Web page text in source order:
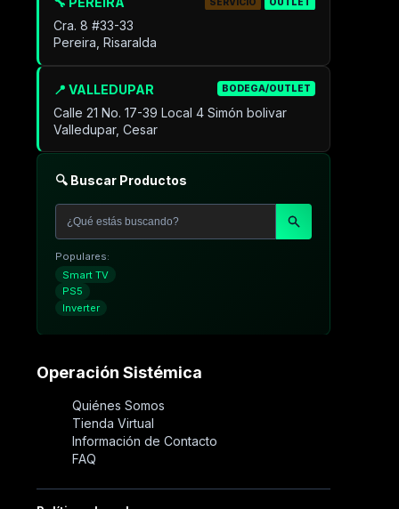
📍 VALLEDUPAR BODEGA/OUTLET
Calle 21 No. 17-39 Local 4 Simón bolivar
Valledupar, Cesar
Cra. 8 #33-33
Pereira, Risaralda
🔍 Buscar Productos
Populares:
Smart TV
PS5
Inverter
Operación Sistémica
Quiénes Somos
Tienda Virtual
Información de Contacto
FAQ